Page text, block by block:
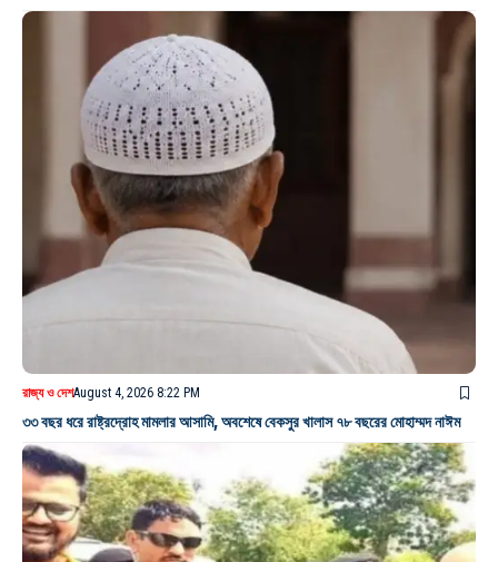
রাজ্য ও দেশAugust 4, 2026 8:22 PM
৩৩ বছর ধরে রাষ্ট্রদ্রোহ মামলার আসামি, অবশেষে বেকসুর খালাস ৭৮ বছরের মোহাম্মদ নাঈম